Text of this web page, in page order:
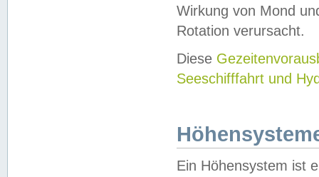
Wirkung von Mond
Rotation verursacht.
Diese
Seeschifffahrt und
Ein Höhensystem ist